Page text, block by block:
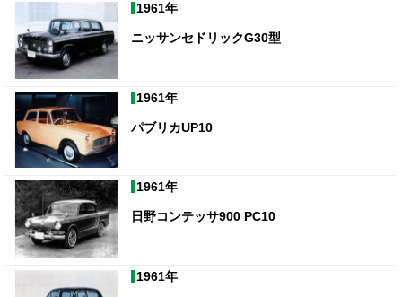
1961年
ニッサンセドリックG30型
1961年
パブリカUP10
1961年
日野コンテッサ900 PC10
1961年